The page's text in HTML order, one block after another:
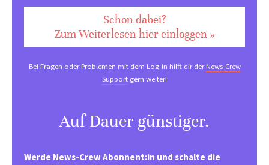
Schon dabei?
Zum Weiterlesen hier einloggen »
Bei Fragen oder Problemen mit dem Log-in hilft dir derNews-Crew
Support gern weiter!
Auf Dauer günstiger.
Werde News-Crew Abonnent:in und schalte die